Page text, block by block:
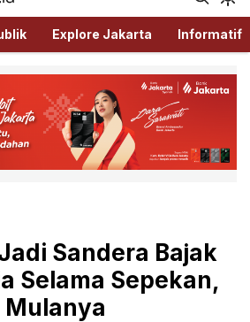
Ada Disini!
Explore Jakarta Informatif
Sandera Bajak
Selama Sepekan,
Mulanya